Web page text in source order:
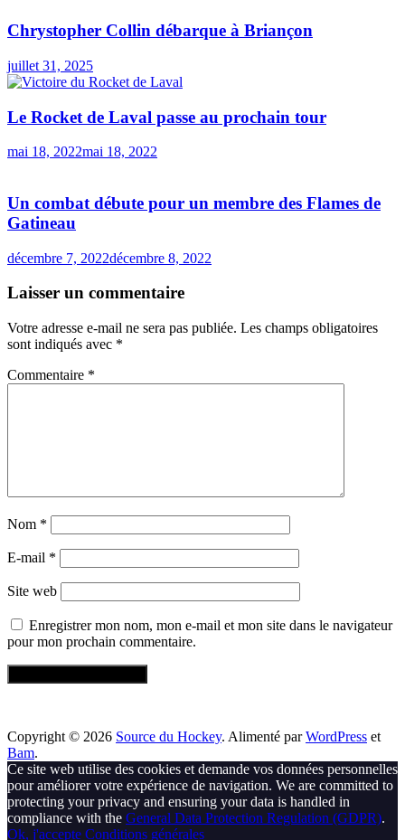
Chrystopher Collin débarque à Briançon
juillet 31, 2025
Le Rocket de Laval passe au prochain tour
mai 18, 2022mai 18, 2022
Un combat débute pour un membre des Flames de
Gatineau
décembre 7, 2022décembre 8, 2022
Laisser un commentaire
Votre adresse e-mail ne sera pas publiée. Les champs obligatoires
sont indiqués avec *
Commentaire *
Nom *
E-mail *
Site web
Enregistrer mon nom, mon e-mail et mon site dans le navigateur
pour mon prochain commentaire.
Copyright © 2026 Source du Hockey. Alimenté parWordPress et
Bam.
Ce site web utilise des cookies et demande vos données personnelles
pour améliorer votre expérience de navigation. We are committed to
protecting your privacy and ensuring your data is handled in
compliance with the General Data Protection Regulation (GDPR).
Ok, j'accepte Conditions générales